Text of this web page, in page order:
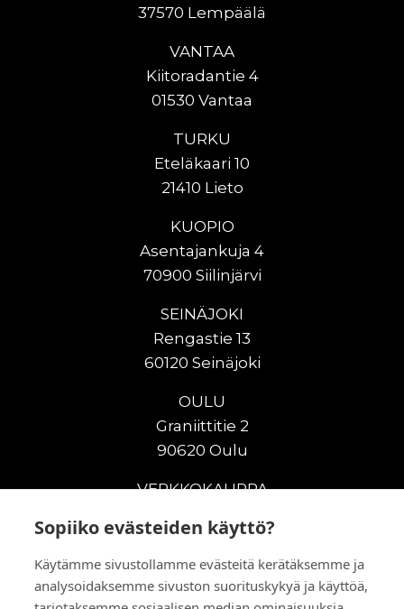
Sopiiko evästeiden käyttö?
Käytämme sivustollamme evästeitä kerätäksemme ja
analysoidaksemme sivuston suorituskykyä ja käyttöä,
37570 Lempäälä
VANTAA
Kiitoradantie 4
01530 Vantaa
TURKU
Eteläkaari 10
21410 Lieto
KUOPIO
Asentajankuja 4
70900 Siilinjärvi
SEINÄJOKI
Rengastie 13
60120 Seinäjoki
OULU
Graniittitie 2
90620 Oulu
VERKKOKAUPPA
Uudet maanrakennuskoneet
Vuokrakoneet
Kampanjat